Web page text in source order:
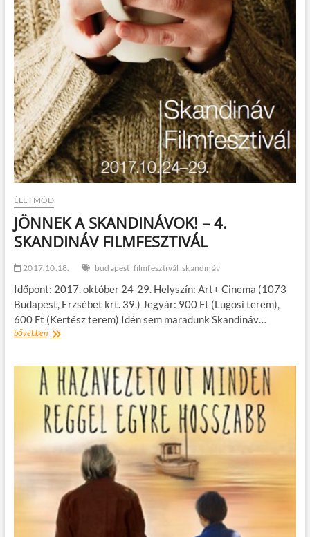
ÉLETMÓD
JÖNNEK A SKANDINÁVOK! – 4.
SKANDINÁV FILMFESZTIVÁL
2017.10.18. budapest filmfesztivál skandináv
Időpont: 2017. október 24-29. Helyszín: Art+ Cinema (1073
Budapest, Erzsébet krt. 39.) Jegyár: 900 Ft (Lugosi terem),
600 Ft (Kertész terem) Idén sem maradunk Skandináv…
bővebbenJÖNNEK
–
4.
SKANDINÁV
FILMFESZTIVÁL